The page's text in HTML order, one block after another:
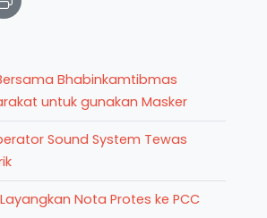
Bhabinkamtibmas
untuk gunakan Masker
Sound System Tewas
Nota Protes ke PCC